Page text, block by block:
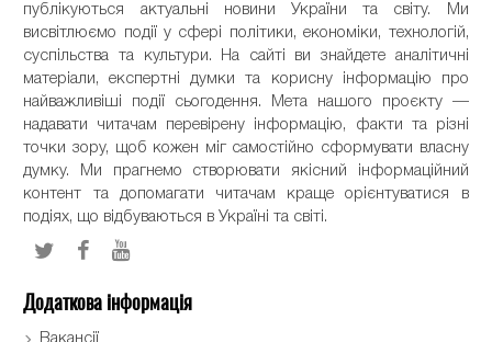
публікуються актуальні новини України та світу. Ми
висвітлюємо події у сфері політики, економіки, технологій,
суспільства та культури. На сайті ви знайдете аналітичні
матеріали, експертні думки та корисну інформацію про
найважливіші події сьогодення. Мета нашого проєкту —
надавати читачам перевірену інформацію, факти та різні
точки зору, щоб кожен міг самостійно сформувати власну
думку. Ми прагнемо створювати якісний інформаційний
контент та допомагати читачам краще орієнтуватися в
подіях, що відбуваються в Україні та світі.
Додаткова інформація
Вакансії